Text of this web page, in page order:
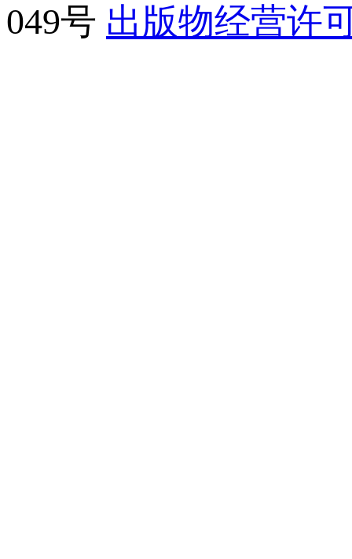
049号 出版物经营许